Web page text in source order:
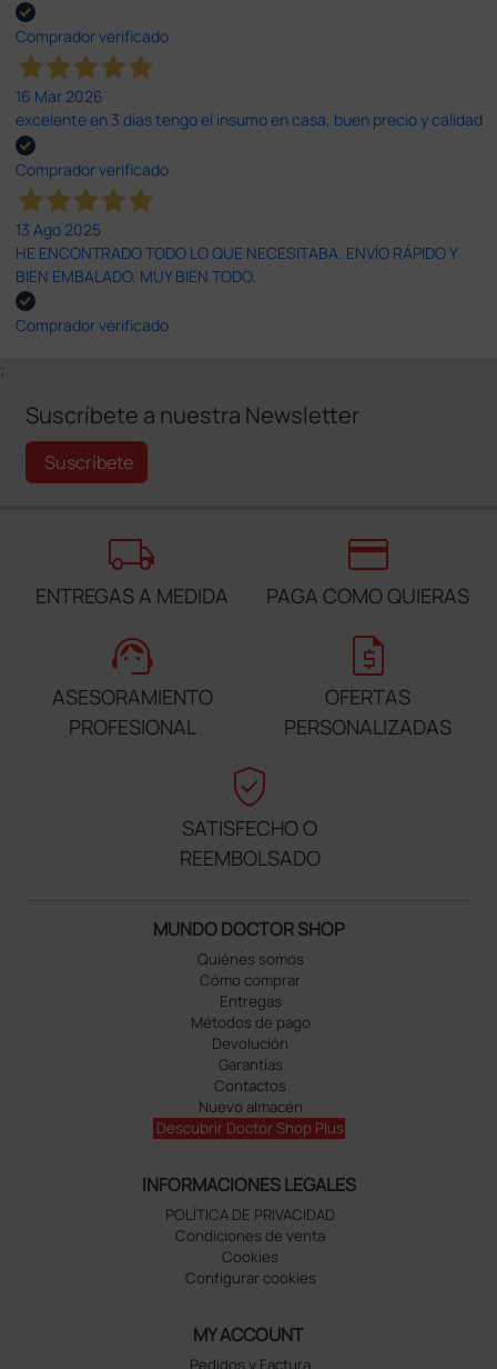
Comprador verificado
16 Mar 2026
excelente en 3 días tengo el insumo en casa, buen precio y calidad
Comprador verificado
13 Ago 2025
HE ENCONTRADO TODO LO QUE NECESITABA. ENVÍO RÁPIDO Y
BIEN EMBALADO. MUY BIEN TODO.
Comprador verificado
;
Suscríbete a nuestra Newsletter
Suscríbete
local_shipping
ENTREGAS A MEDIDA
credit_card
PAGA COMO QUIERAS
support_agent
ASESORAMIENTO
PROFESIONAL
request_quote
OFERTAS
PERSONALIZADAS
verified_user
SATISFECHO O
REEMBOLSADO
MUNDO DOCTOR SHOP
Quiénes somos
Cómo comprar
Entregas
Métodos de pago
Devolución
Garantías
Contactos
Nuevo almacén
Descubrir Doctor Shop Plus
INFORMACIONES LEGALES
POLÍTICA DE PRIVACIDAD
Condiciones de venta
Cookies
Configurar cookies
MY ACCOUNT
Pedidos y Factura